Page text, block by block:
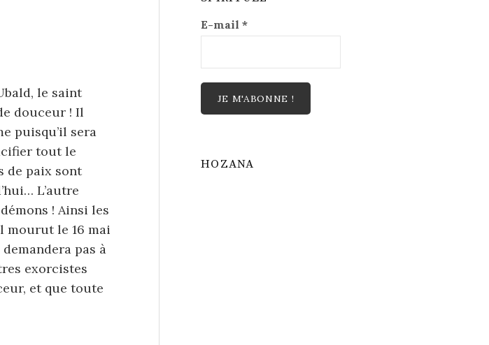
le saint
douceur ! Il
puisqu’il sera
tout le
de paix sont
L’autre
! Ainsi les
mourut le 16 mai
pas à
exorcistes
et que toute
E-mail*
HOZANA